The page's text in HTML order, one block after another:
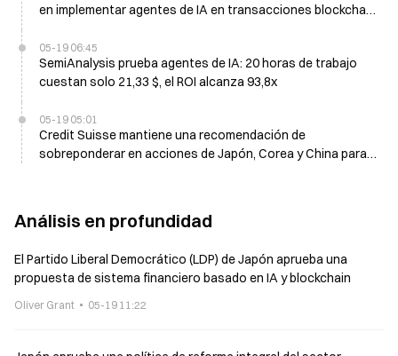
en implementar agentes de IA en transacciones blockchain
05-19 06:45
SemiAnalysis prueba agentes de IA: 20 horas de trabajo
cuestan solo 21,33 $, el ROI alcanza 93,8x
05-19 05:01
Credit Suisse mantiene una recomendación de
sobreponderar en acciones de Japón, Corea y China para
Análisis en profundidad
El Partido Liberal Democrático (LDP) de Japón aprueba una
propuesta de sistema financiero basado en IA y blockchain
Oliver Grant 05-19 11:22